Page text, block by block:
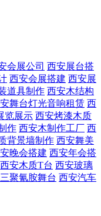
会展公司 西安展台搭
西安会展搭建 西安展
道具制作 西安木结构
舞台灯光音响租赁 西
览展示 西安烤漆木质
作 西安木制作工厂 西
背景墙制作 西安舞美
晚会搭建 西安年会搭
西安木质T台 西安玻璃
聚氰胺舞台 西安汽车